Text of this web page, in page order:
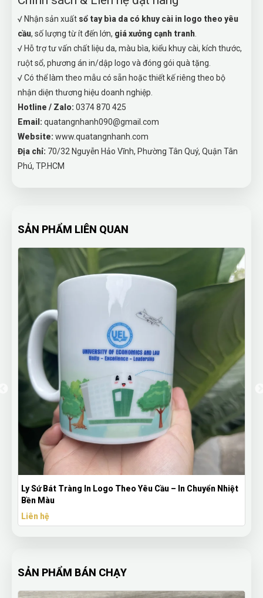
√ Nhận sản xuất sổ tay bìa da có khuy cài in logo theo yêu
cầu, số lượng từ ít đến lớn, giá xưởng cạnh tranh
√ Hỗ trợ tư vấn chất liệu da, màu bìa, kiểu khuy cài, kích thước,
ruột sổ, phương án in/dập logo và đóng gói quà tặng.
√ Có thể làm theo mẫu có sẵn hoặc thiết kế riêng theo bộ
nhận diện thương hiệu doanh nghiệp.
Hotline / Zalo: 0374 870 425
Email: quatangnhanh090@gmail.com
Website: www.quatangnhanh.com
Địa chỉ: 70/32 Nguyễn Hảo Vĩnh, Phường Tân Quý, Quận Tân
Phú, TP.HCM
SẢN PHẨM LIÊN QUAN
Ly Sứ Bát Tràng In Logo Theo Yêu Cầu – In Chuyển Nhiệt
Bền Màu
Liên hệ
SẢN PHẨM BÁN CHẠY